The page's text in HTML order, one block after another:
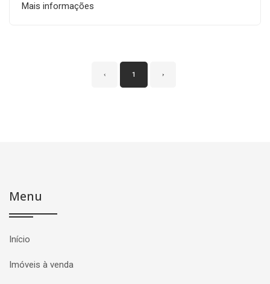
Mais informações
‹ 1 ›
Menu
Início
Imóveis à venda